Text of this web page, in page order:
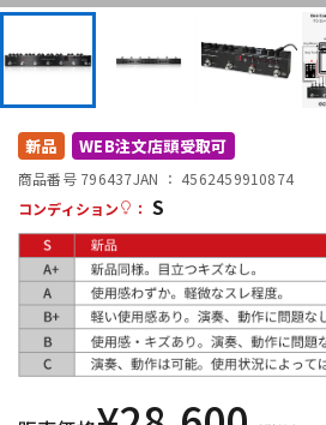
配信/ライブ機器
中古
新品 WEB注文店頭受取可
商品番号 796437JAN ： 4562459910874
コンディション
： S